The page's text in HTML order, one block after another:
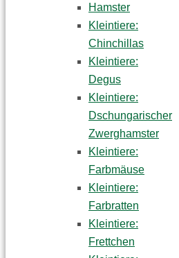
Hamster
Kleintiere:
Chinchillas
Kleintiere:
Degus
Kleintiere:
Dschungarischer
Zwerghamster
Kleintiere:
Farbmäuse
Kleintiere:
Farbratten
Kleintiere:
Frettchen